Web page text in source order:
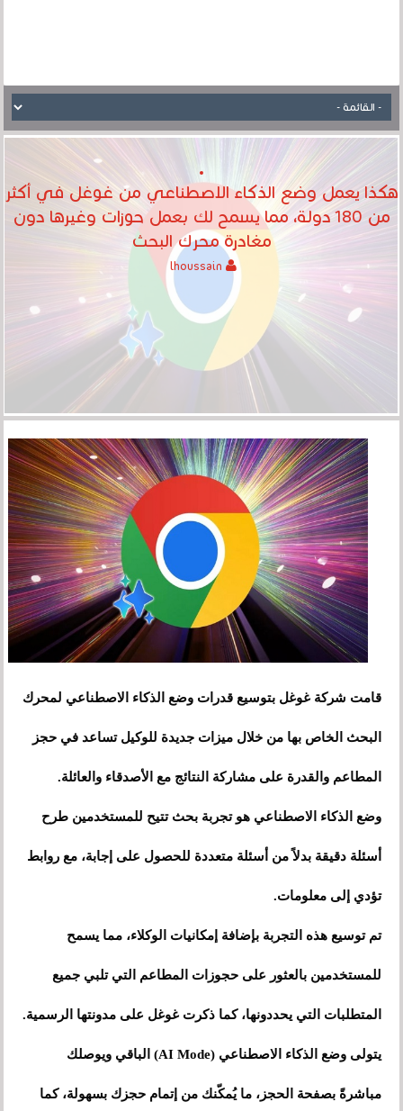
هكذا يعمل وضع الذكاء الاصطناعي من غوغل في أكثر
من 180 دولة، مما يسمح لك بعمل حوزات وغيرها دون
مغادرة محرك البحث
قامت شركة غوغل بتوسيع قدرات وضع الذكاء الاصطناعي لمحرك
البحث الخاص بها من خلال ميزات جديدة للوكيل تساعد في حجز
المطاعم والقدرة على مشاركة النتائج مع الأصدقاء والعائلة.
وضع الذكاء الاصطناعي هو تجربة بحث تتيح للمستخدمين طرح
أسئلة دقيقة بدلاً من أسئلة متعددة للحصول على إجابة، مع روابط
تؤدي إلى معلومات.
تم توسيع هذه التجربة بإضافة إمكانيات الوكلاء، مما يسمح
للمستخدمين بالعثور على حجوزات المطاعم التي تلبي جميع
المتطلبات التي يحددونها، كما ذكرت غوغل على مدونتها الرسمية.
يتولى وضع الذكاء الاصطناعي (AI Mode) الباقي ويوصلك
مباشرةً بصفحة الحجز، ما يُمكّنك من إتمام حجزك بسهولة، كما